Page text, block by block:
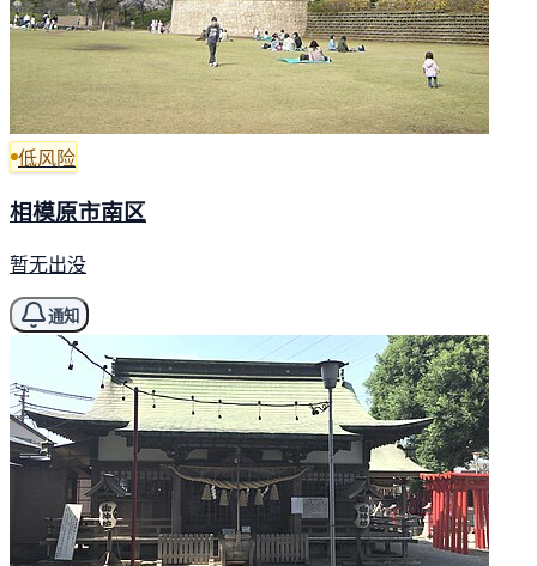
低风险
相模原市南区
暂无出没
通知